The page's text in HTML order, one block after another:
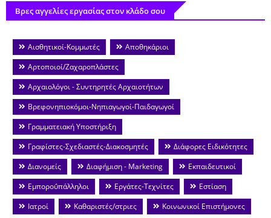
Βρες αγγελίες εργασίας στον κλάδο σου
Αισθητικοί-Κομμωτές
Αποθηκάριοι
Αρτοποιοί/Ζαχαροπλάστες
Αρχαιολόγοι - Συντηρητές Αρχαιοτήτων
Βρεφονηπιοκόμοι-Νηπιαγωγοί-Παιδαγωγοί
Γραμματειακή Υποστήριξη
Γραφίστες-Σχεδιαστές-Διακοσμητές
Διάφορες Ειδικότητες
Διανομείς
Διαφήμιση - Marketing
Εκπαιδευτικοί
Εμποροΰπάλληλοι
Εργάτες-Τεχνίτες
Εστίαση
Ιατροί
Καθαριστές/στριες Κοινωνικοί Επιστήμονες